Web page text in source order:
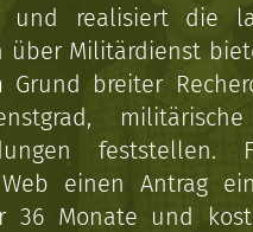
und realisiert die
über Militärdienst
Grund breiter
feststellen.
einen Antrag
36 Monate und